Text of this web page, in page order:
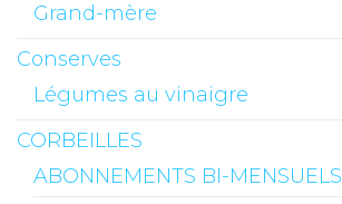
Grand-mère
Conserves
Légumes au vinaigre
CORBEILLES
ABONNEMENTS BI-MENSUELS